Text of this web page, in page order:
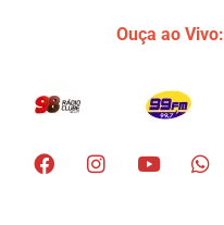
Ouça ao Vivo: